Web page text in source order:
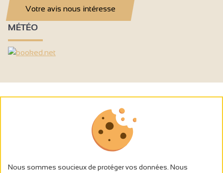
Votre avis nous intéresse
MÉTÉO
Nous sommes soucieux de protéger vos données. Nous